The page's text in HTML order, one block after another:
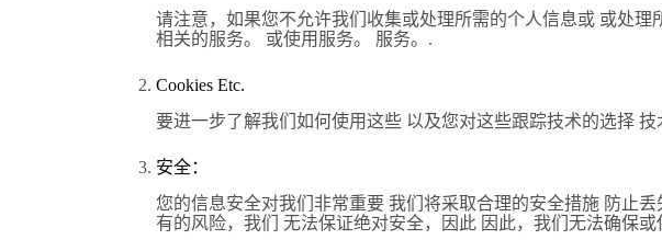
请注意，如果您不允许我们收集或处理所需的个人信息或 或处
相关的服务。 或使用服务。 服务。.
Cookies Etc.
要进一步了解我们如何使用这些 以及您对这些跟踪技术的选择
安全：
您的信息安全对我们非常重要 我们将采取合理的安全措施 防止
有的风险，我们 无法保证绝对安全，因此 因此，我们无法确保